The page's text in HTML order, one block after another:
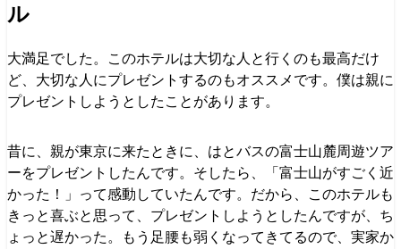
ル
大満足でした。このホテルは大切な人と行くのも最高だけ
ど、大切な人にプレゼントするのもオススメです。僕は親に
プレゼントしようとしたことがあります。
昔に、親が東京に来たときに、はとバスの富士山麓周遊ツア
ーをプレゼントしたんです。そしたら、「富士山がすごく近
かった！」って感動していたんです。だから、このホテルも
きっと喜ぶと思って、プレゼントしようとしたんですが、ち
ょっと遅かった。もう足腰も弱くなってきてるので、実家か